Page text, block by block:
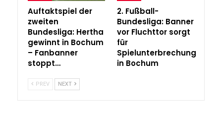
Auftaktspiel der
zweiten
Bundesliga: Hertha
gewinnt in Bochum
– Fanbanner
stoppt…
2. Fußball-
Bundesliga: Banner
vor Fluchttor sorgt
für
Spielunterbrechung
in Bochum
PREV NEXT